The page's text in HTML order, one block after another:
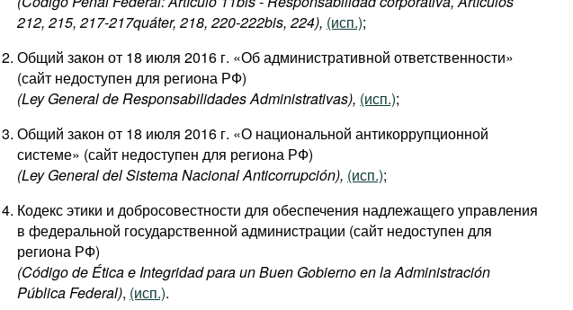
212, 215, 217-217quáter, 218, 220-222bis, 224), (исп.);
Общий закон от 18 июля 2016 г. «Об административной ответственности»
(сайт недоступен для региона РФ)
(Ley General de Responsabilidades Administrativas), (исп.);
Общий закон от 18 июля 2016 г. «О национальной антикоррупционной
системе» (сайт недоступен для региона РФ)
(Ley General del Sistema Nacional Anticorrupción), (исп.);
Кодекс этики и добросовестности для обеспечения надлежащего управления
в федеральной государственной администрации (сайт недоступен для
региона РФ)
(Código de Ética e Integridad para un Buen Gobierno en la Administración
Pública Federal), (исп.).